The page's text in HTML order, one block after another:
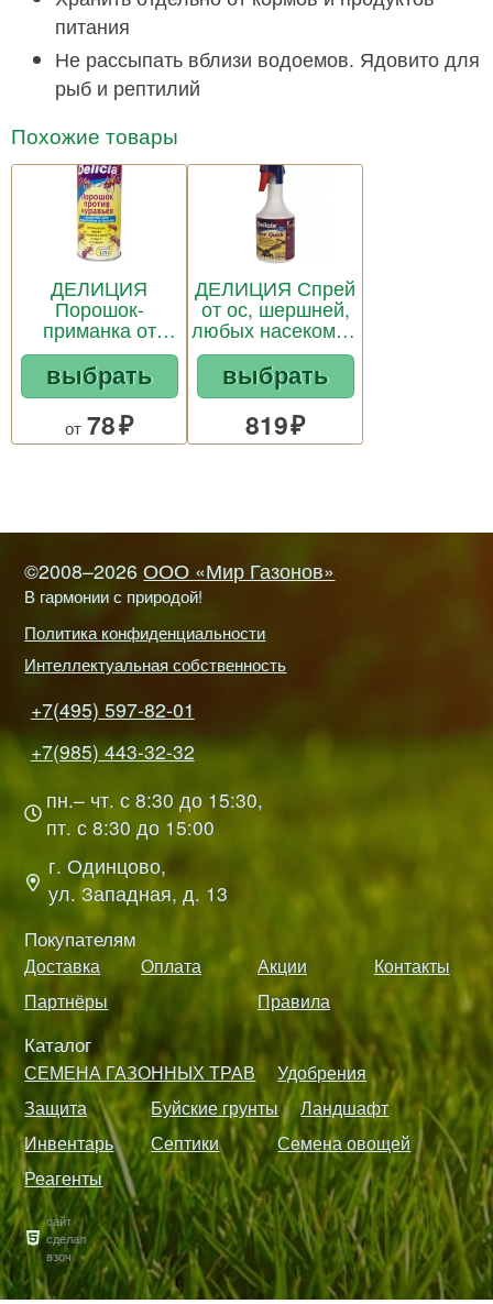
питания
Не рассыпать вблизи водоемов. Ядовито для
рыб и рептилий
Похожие товары
ДЕЛИЦИЯ
Порошок-
приманка от
муравьев
выбрать
от 78
ДЕЛИЦИЯ Спрей
от ос, шершней,
любых насекомых
0,5л
выбрать
819
©2008–2026 ООО «Мир Газонов»
В гармонии с природой!
Политика конфиденциальности
Интеллектуальная собственность
+7(495) 597-82-01
+7(985) 443-32-32
пн.– чт. с 8:30 до 15:30,
пт. с 8:30 до 15:00
г. Одинцово,
ул. Западная, д. 13
Покупателям
Доставка Оплата Акции
Контакты
Партнёры
Правила
Каталог
СЕМЕНА ГАЗОННЫХ ТРАВ
Удобрения
Защита
Буйские грунты
Ландшафт
Инвентарь
Септики
Семена овощей
Реагенты
сайт
сделал
взоч